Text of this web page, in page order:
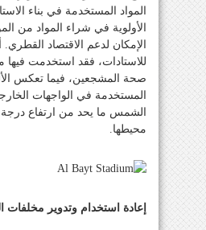
المواد المستخدمة في بناء
الأولوية في شراء المواد من
الإمكان لدعم الاقتصاد القطري.
للاستادات، فقد استخدمت فيها
صحة المشجعين، فيما تعكس
المستخدمة في الواجهات
الشمس ما يحد من ارتفاع
محيطها.
إعادة استخدام وتدوير مخلفات